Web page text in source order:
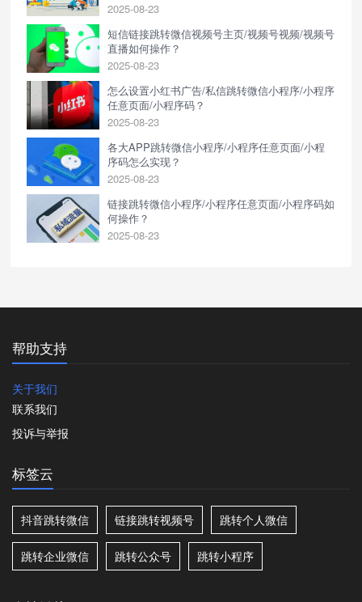
2025-08-23
短信链接跳转微信视频号主页/视频号视频/视频号
直播如何操作？
2025-08-23
怎么设置小红书广告/私信跳转微信小程序/小程序
任意页面/小程序码？
2025-08-23
各大APP跳转微信小程序/小程序任意页面/小程
序码怎么实现？
2025-08-23
链接跳转微信小程序/小程序任意页面/小程序码如
何操作？
2025-08-23
帮助支持
关于我们
联系我们
投诉与举报
标签云
抖音跳转微信 链接跳转视频号 跳转个人微信
跳转企业微信 跳转公众号 跳转小程序